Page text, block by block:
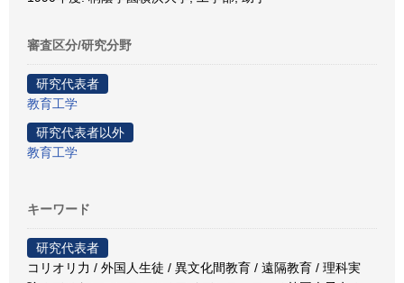
審査区分/研究分野
研究代表者
教育工学
研究代表者以外
教育工学
キーワード
研究代表者
コリオリ力 / 外国人生徒 / 異文化間教育 / 遠隔教育 / 理科実